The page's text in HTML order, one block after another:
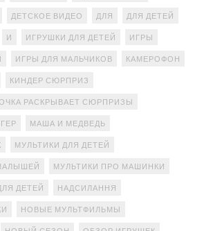
ДЕТСКОЕ ВИДЕО ДЛЯ ДЛЯ ДЕТЕЙ
И ИГРУШКИ ДЛЯ ДЕТЕЙ ИГРЫ
ИГРЫ ДЛЯ МАЛЬЧИКОВ КАМЕРОФОН
КИНДЕР СЮРПРИЗ
РАСКРЫВАЕТ СЮРПРИЗЫ
МАША И МЕДВЕДЬ
МУЛЬТИКИ ДЛЯ ДЕТЕЙ
МУЛЬТИКИ ПРО МАШИНКИ
ДЕТЕЙ НАДСИЛАННЯ
НОВЫЕ МУЛЬТФИЛЬМЫ